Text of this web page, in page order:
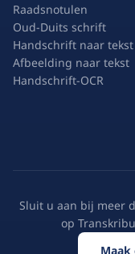
Raadsnotulen
Oud-Duits schrift
Handschrift naar tekst
Afbeelding naar tekst
Handschrift-OCR
Sluit u aan bij meer
op
Maak